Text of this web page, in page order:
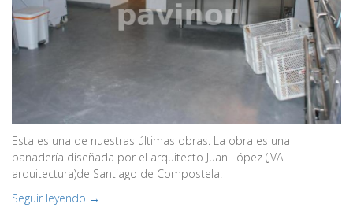
Esta es una de nuestras últimas obras. La obra es una
panadería diseñada por el arquitecto Juan López (JVA
arquitectura)de Santiago de Compostela.
Seguir leyendo →